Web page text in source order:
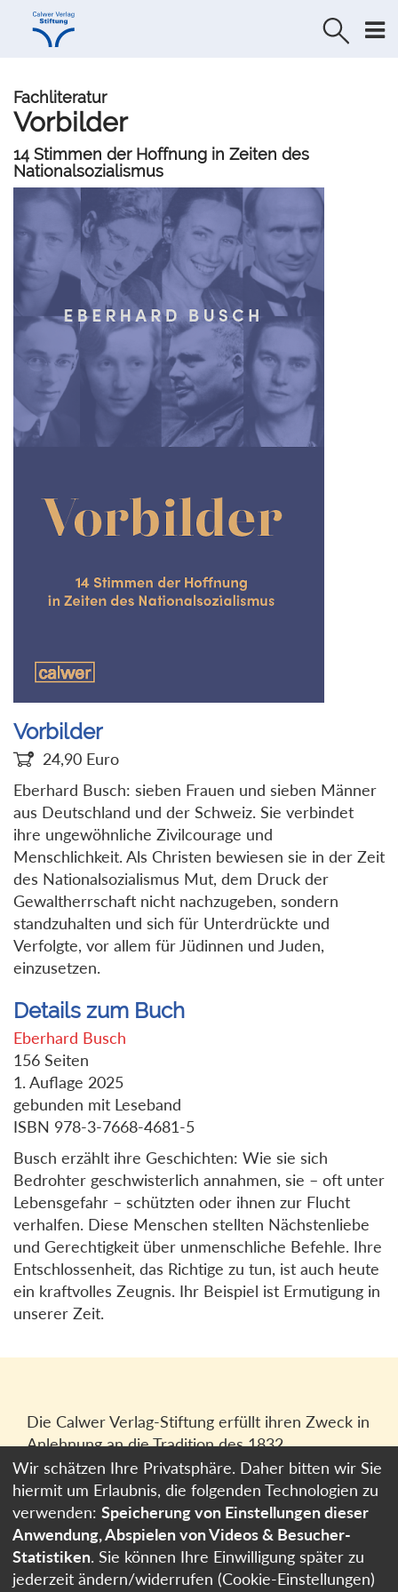
Direkt
Direkt
Fachliteratur
Vorbilder
14 Stimmen der Hoffnung in Zeiten des
Nationalsozialismus
Vorbilder
24,90 Euro
Eberhard Busch: sieben Frauen und sieben Männer
aus Deutschland und der Schweiz. Sie verbindet
ihre ungewöhnliche Zivilcourage und
Menschlichkeit. Als Christen bewiesen sie in der Zeit
des Nationalsozialismus Mut, dem Druck der
Gewaltherrschaft nicht nachzugeben, sondern
standzuhalten und sich für Unterdrückte und
Verfolgte, vor allem für Jüdinnen und Juden,
einzusetzen.
Details zum Buch
Eberhard Busch
156 Seiten
1. Auflage 2025
gebunden mit Leseband
ISBN 978-3-7668-4681-5
Busch erzählt ihre Geschichten: Wie sie sich
Bedrohter geschwisterlich annahmen, sie – oft unter
Lebensgefahr – schützten oder ihnen zur Flucht
verhalfen. Diese Menschen stellten Nächstenliebe
und Gerechtigkeit über unmenschliche Befehle. Ihre
Entschlossenheit, das Richtige zu tun, ist auch heute
ein kraftvolles Zeugnis. Ihr Beispiel ist Ermutigung in
unserer Zeit.
Die Calwer Verlag-Stiftung erfüllt ihren Zweck in
Anlehnung an die Tradition des 1832
gegründeten Calwer Verlagsvereins, der
heutigen Calwer Verlag Bücher und Medien
GmbHin Stuttgart.
Impressum
Datenschutzerklärung
Cookie-Einstellungen
Wir schätzen Ihre Privatsphäre. Daher bitten wir Sie
hiermit um Erlaubnis, die folgenden Technologien zu
verwenden: Speicherung von Einstellungen dieser
Anwendung, Abspielen von Videos & Besucher-
Statistiken. Sie können Ihre Einwilligung später zu
jederzeit ändern/widerrufen (Cookie-Einstellungen)